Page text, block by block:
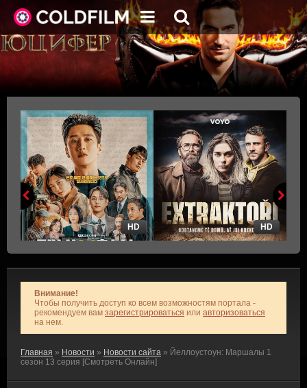
HD HD
Внимание!
Чтобы получить доступ ко всем возможностям портала -
рекомендуем вам зарегистрироваться или авторизоваться
на нем.
Главная » Новости » Новости сайта » Йеллоустоун: Маршалы 1
сезон 13 серия [Смотреть Онлайн]